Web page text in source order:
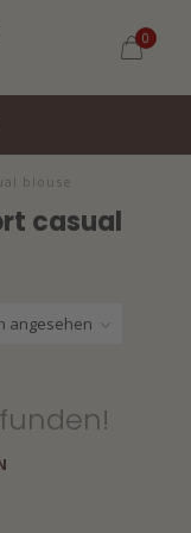
0
blouse
casual